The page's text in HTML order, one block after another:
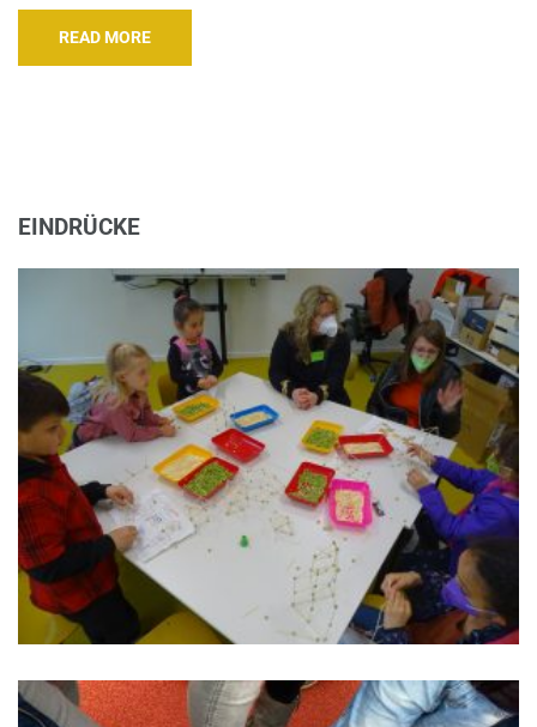
READ MORE
EINDRÜCKE